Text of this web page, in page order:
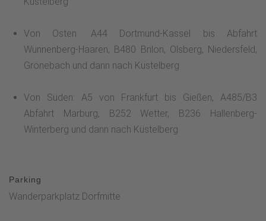
Von Osten: A44 Dortmund-Kassel bis Abfahrt
Wünnenberg-Haaren, B480 Brilon, Olsberg, Niedersfeld,
Grönebach und dann nach Küstelberg
Von Süden: A5 von Frankfurt bis Gießen, A485/B3
Abfahrt Marburg, B252 Wetter, B236 Hallenberg-
Winterberg und dann nach Küstelberg
Parking
Wanderparkplatz Dorfmitte